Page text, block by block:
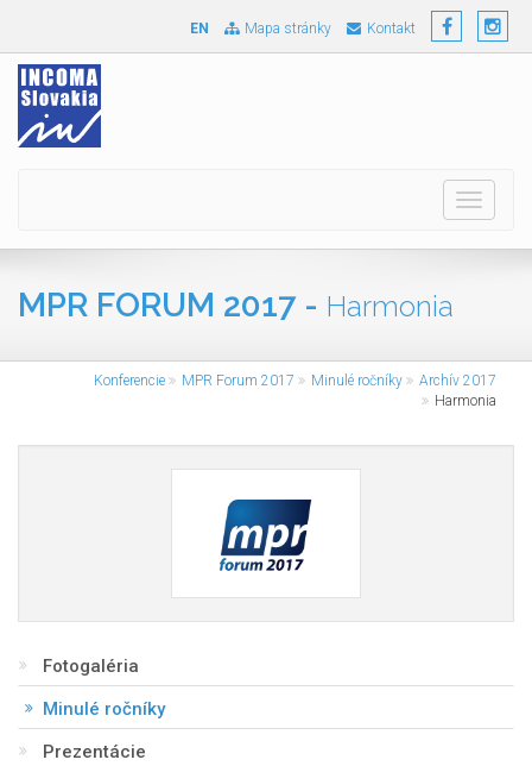
EN Mapa stránky Kontakt
Toggle
MPR FORUM 2017 - Harmonia
Konferencie MPR Forum 2017 Minulé ročníky
Archív 2017
Harmonia
Fotogaléria
Minulé ročníky
Prezentácie